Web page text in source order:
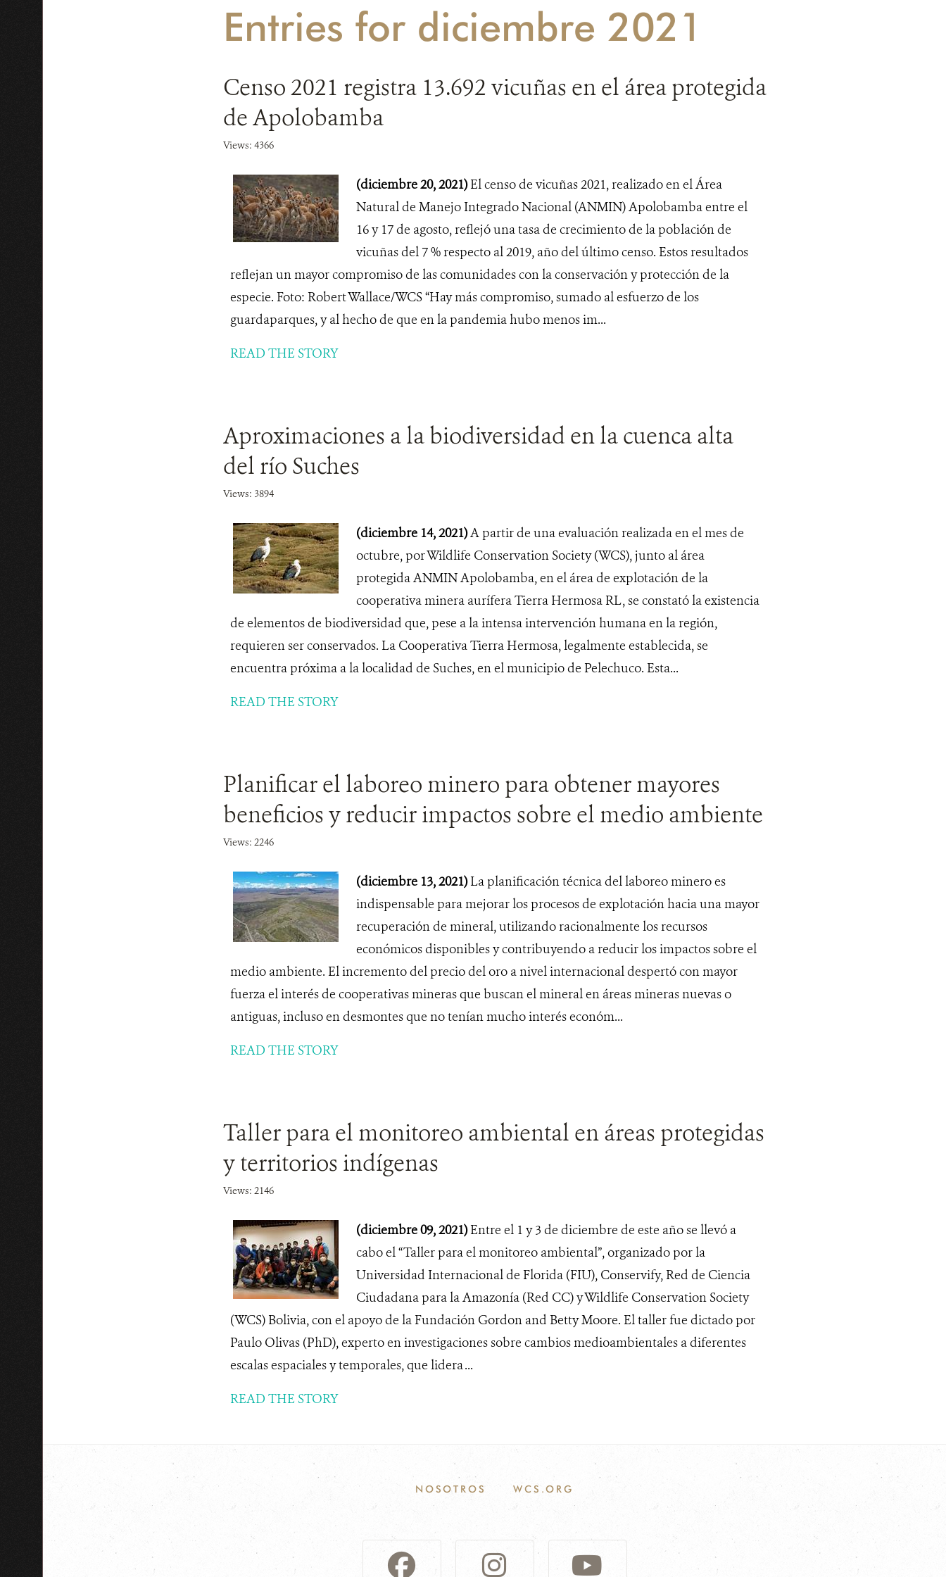
Entries for diciembre 2021
Censo 2021 registra 13.692 vicuñas en el área protegida
de Apolobamba
Views: 4366
(diciembre 20, 2021)El censo de vicuñas 2021, realizado en el Área
Natural de Manejo Integrado Nacional (ANMIN) Apolobamba entre el
16 y 17 de agosto, reflejó una tasa de crecimiento de la población de
vicuñas del 7 % respecto al 2019, año del último censo. Estos resultados
reflejan un mayor compromiso de las comunidades con la conservación y protección de la
especie. Foto: Robert Wallace/WCS “Hay más compromiso, sumado al esfuerzo de los
guardaparques, y al hecho de que en la pandemia hubo menos im...
READ THE STORY
Aproximaciones a la biodiversidad en la cuenca alta
del río Suches
Views: 3894
(diciembre 14, 2021)A partir de una evaluación realizada en el mes de
octubre, por Wildlife Conservation Society (WCS), junto al área
protegida ANMIN Apolobamba, en el área de explotación de la
cooperativa minera aurífera Tierra Hermosa RL, se constató la existencia
de elementos de biodiversidad que, pese a la intensa intervención humana en la región,
requieren ser conservados. La Cooperativa Tierra Hermosa, legalmente establecida, se
encuentra próxima a la localidad de Suches, en el municipio de Pelechuco. Esta...
READ THE STORY
Planificar el laboreo minero para obtener mayores
beneficios y reducir impactos sobre el medio ambiente
Views: 2246
(diciembre 13, 2021)La planificación técnica del laboreo minero es
indispensable para mejorar los procesos de explotación hacia una mayor
recuperación de mineral, utilizando racionalmente los recursos
económicos disponibles y contribuyendo a reducir los impactos sobre el
medio ambiente. El incremento del precio del oro a nivel internacional despertó con mayor
fuerza el interés de cooperativas mineras que buscan el mineral en áreas mineras nuevas o
antiguas, incluso en desmontes que no tenían mucho interés económ...
READ THE STORY
Taller para el monitoreo ambiental en áreas protegidas
y territorios indígenas
Views: 2146
(diciembre 09, 2021)Entre el 1 y 3 de diciembre de este año se llevó a
cabo el “Taller para el monitoreo ambiental”, organizado por la
Universidad Internacional de Florida (FIU), Conservify, Red de Ciencia
Ciudadana para la Amazonía (Red CC) y Wildlife Conservation Society
(WCS) Bolivia, con el apoyo de la Fundación Gordon and Betty Moore. El taller fue dictado por
Paulo Olivas (PhD), experto en investigaciones sobre cambios medioambientales a diferentes
escalas espaciales y temporales, que lidera ...
READ THE STORY
NOSOTROS WCS.ORG